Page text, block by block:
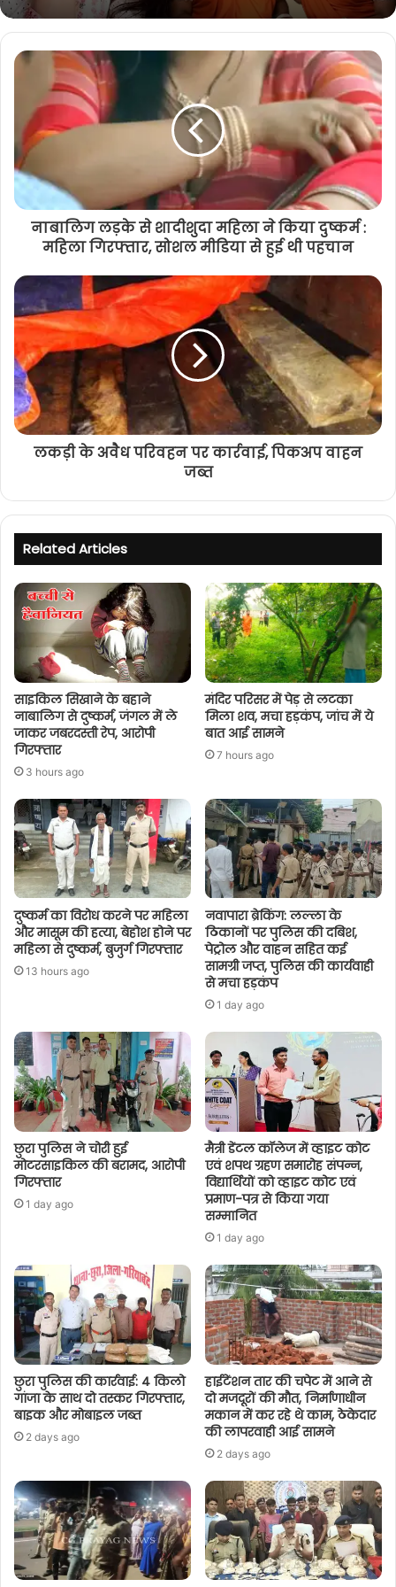
नाबालिग लड़के से शादीशुदा महिला ने किया दुष्कर्म :
महिला गिरफ्तार, सोशल मीडिया से हुई थी पहचान
लकड़ी के अवैध परिवहन पर कार्रवाई, पिकअप वाहन
जब्त
Related Articles
साइकिल सिखाने के बहाने
नाबालिग से दुष्कर्म, जंगल में ले
जाकर जबरदस्ती रेप, आरोपी
गिरफ्तार
3 hours ago
मंदिर परिसर में पेड़ से लटका
मिला शव, मचा हड़कंप, जांच में ये
बात आई सामने
7 hours ago
दुष्कर्म का विरोध करने पर महिला
और मासूम की हत्या, बेहोश होने पर
महिला से दुष्कर्म, बुजुर्ग गिरफ्तार
13 hours ago
नवापारा ब्रेकिंग: लल्ला के
ठिकानों पर पुलिस की दबिश,
पेट्रोल और वाहन सहित कई
सामग्री जप्त, पुलिस की कार्यवाही
से मचा हड़कंप
1 day ago
छुरा पुलिस ने चोरी हुई
मोटरसाइकिल की बरामद, आरोपी
गिरफ्तार
1 day ago
मैत्री डेंटल कॉलेज में व्हाइट कोट
एवं शपथ ग्रहण समारोह संपन्न,
विद्यार्थियों को व्हाइट कोट एवं
प्रमाण-पत्र से किया गया
सम्मानित
1 day ago
छुरा पुलिस की कार्रवाई: 4 किलो
गांजा के साथ दो तस्कर गिरफ्तार,
बाइक और मोबाइल जब्त
2 days ago
हाईटेंशन तार की चपेट में आने से
दो मजदूरों की मौत, निर्माणाधीन
मकान में कर रहे थे काम, ठेकेदार
की लापरवाही आई सामने
2 days ago